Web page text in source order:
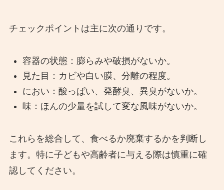
チェックポイントは主に次の通りです。
容器の状態：膨らみや破損がないか。
見た目：カビや白い膜、分離の程度。
におい：酸っぱい、発酵臭、異臭がないか。
味：ほんの少量を試して変な風味がないか。
これらを総合して、食べるか廃棄するかを判断し
ます。特に子どもや高齢者に与える際は慎重に確
認してください。